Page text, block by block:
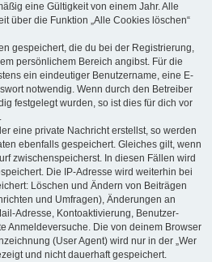
eine Gültigkeit von einem Jahr. Alle
über die Funktion „Alle Cookies löschen“
gespeichert, die du bei der Registrierung,
persönlichem Bereich angibst. Für die
ein eindeutiger Benutzername, eine E-
notwendig. Wenn durch den Betreiber
festgelegt wurden, so ist dies für dich vor
eine private Nachricht erstellst, so werden
ebenfalls gespeichert. Gleiches gilt, wenn
zwischenspeicherst. In diesen Fällen wird
Die IP-Adresse wird weiterhin bei
Löschen und Ändern von Beiträgen
und Umfragen), Änderungen an
Adresse, Kontoaktivierung, Benutzer-
Anmeldeversuche. Die von deinem Browser
(User Agent) wird nur in der „Wer
und nicht dauerhaft gespeichert.